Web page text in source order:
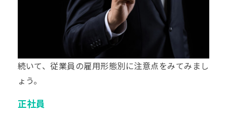
続いて、従業員の雇用形態別に注意点をみてみまし
ょう。
正社員